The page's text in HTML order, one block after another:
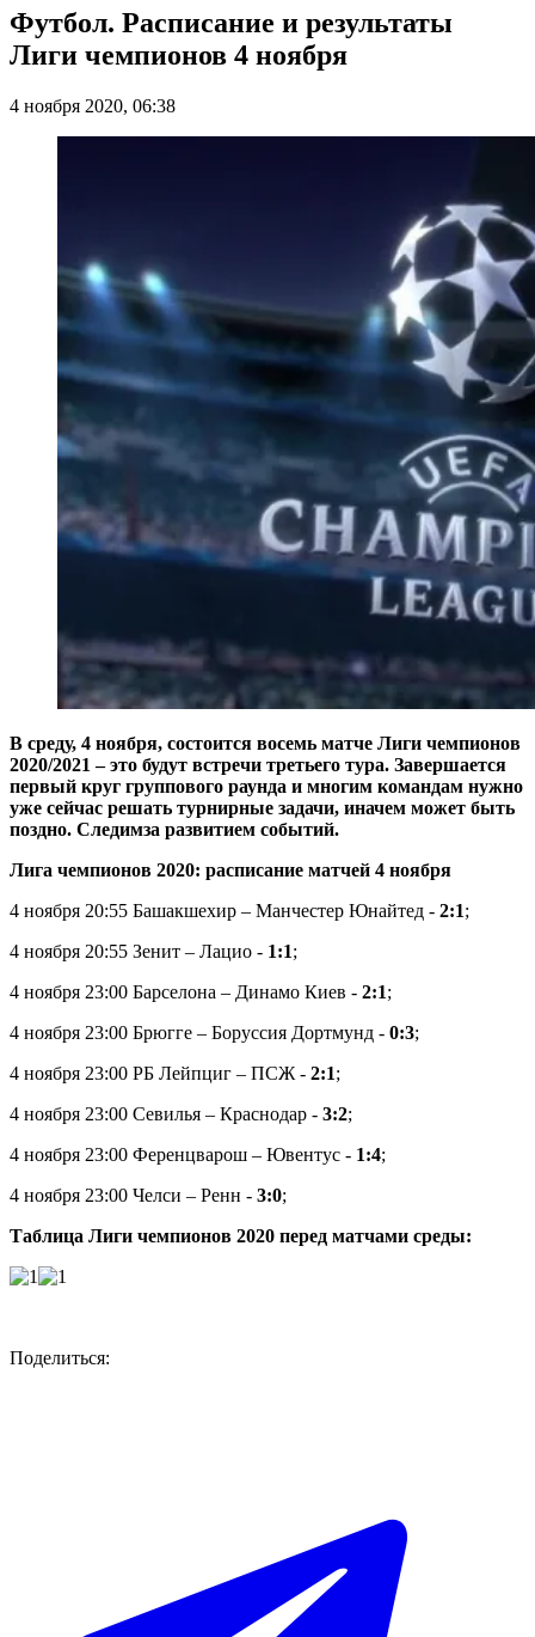
Футбол. Расписание и результаты
Лиги чемпионов 4 ноября
4 ноября 2020, 06:38
В среду, 4 ноября, состоится восемь матче Лиги чемпионов
2020/2021 – это будут встречи третьего тура. Завершается
первый круг группового раунда и многим командам нужно
уже сейчас решать турнирные задачи, иначем может быть
поздно. Следимза развитием событий.
Лига чемпионов 2020: расписание матчей 4 ноября
4 ноября 20:55 Башакшехир – Манчестер Юнайтед - 2:1;
4 ноября 20:55 Зенит – Лацио - 1:1;
4 ноября 23:00 Барселона – Динамо Киев - 2:1;
4 ноября 23:00 Брюгге – Боруссия Дортмунд - 0:3;
4 ноября 23:00 РБ Лейпциг – ПСЖ - 2:1;
4 ноября 23:00 Севилья – Краснодар - 3:2;
4 ноября 23:00 Ференцварош – Ювентус - 1:4;
4 ноября 23:00 Челси – Ренн - 3:0;
Таблица Лиги чемпионов 2020 перед матчами среды:
Поделиться: